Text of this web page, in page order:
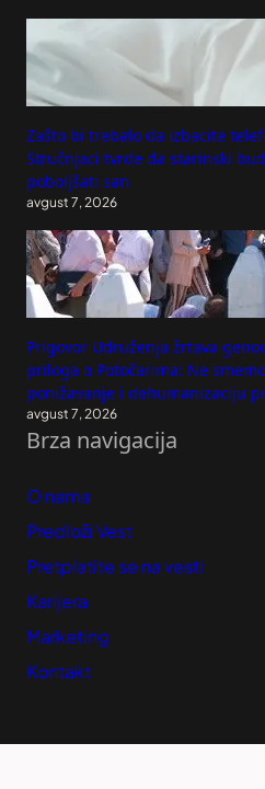
Zašto bi trebalo da izbacite
Stručnjaci tvrde da starinski
poboljšati san
avgust 7, 2026
Prigovor Udruženja žrtava
priloga o Potočarima: Ne
ponižavanje i dehumanizaciju
avgust 7, 2026
Brza navigacija
O nama
Predloži Vest
Pretplatite se na vesti
Karijera
Marketing
Kontakt